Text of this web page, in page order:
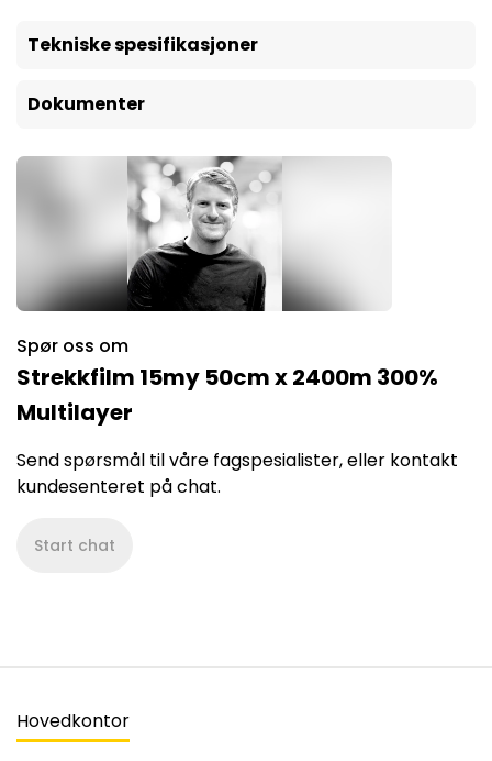
Tekniske spesifikasjoner
Dokumenter
Spør oss om
Strekkfilm 15my 50cm x 2400m 300%
Multilayer
Send spørsmål til våre fagspesialister, eller kontakt
kundesenteret på chat.
Start chat
Hovedkontor